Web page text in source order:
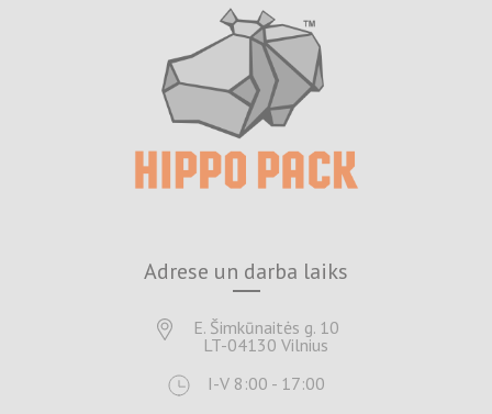
Adrese un darba laiks
E. Šimkūnaitės g. 10
LT-04130 Vilnius
I-V 8:00 - 17:00